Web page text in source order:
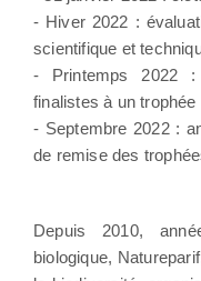
- Hiver 2022 :
scientifique et
- Printemps 2022
finalistes à un
- Septembre 2022 :
de remise des
Depuis 2010,
biologique,